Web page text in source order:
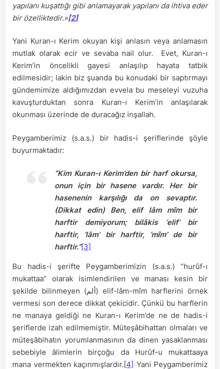
yapılanı kuşattığı gibi anlamayarak yapılanı da ihtiva eder
bir özelliktedir.»[2]
Yani Kuran-ı Kerim okuyan kişi anlasın veya anlamasın
mutlak olarak ecir ve sevaba nail olur. Evet, Kuran-ı
Kerim’in öncelikli gayesi anlaşılıp hayata tatbik
edilmesidir; lakin biz şuanda bu konudaki bir saptırmayı
gündemimize aldığımızdan evvela bu meseleyi vuzuha
kavuşturduktan sonra Kuran-ı Kerim’in anlaşılarak
okunması üzerinde de duracağız inşallah.
Peygamberimiz (s.a.s.) bir hadis-i şeriflerinde şöyle
buyurmaktadır:
“Kim Kuran-ı Kerim’den bir harf okursa,
onun için bir hasene vardır. Her bir
hasenenin karşılığı da on sevaptır.
(Dikkat edin) Ben, elif lâm mîm bir
harftir demiyorum; bilâkis ‘elif’ bir
harftir, ‘lâm’ bir harftir, ‘mîm’ de bir
harftir.”[3]
Bu hadis-i şerifte Peygamberimizin (s.a.s.) “hurûf-ı
mukattaa” olarak isimlendirilen ve manası kesin bir
şekilde bilinmeyen (ألم) elif-lâm-mîm harflerini örnek
vermesi son derece dikkat çekicidir. Çünkü bu harflerin
ne manaya geldiği ne Kuran-ı Kerim’de ne de hadis-i
şeriflerde izah edilmemiştir. Müteşâbihattan olmaları ve
müteşâbihatın yorumlanmasının da dinen yasaklanması
sebebiyle âlimlerin birçoğu da Hurûf-u mukattaaya
mana vermekten kaçınmışlardır. [4] Yani Peygamberimiz